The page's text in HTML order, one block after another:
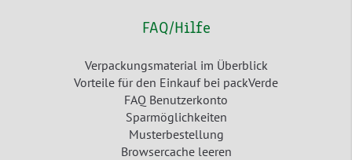
FAQ/Hilfe
Verpackungsmaterial im Überblick
Vorteile für den Einkauf bei packVerde
FAQ Benutzerkonto
Sparmöglichkeiten
Musterbestellung
Browsercache leeren